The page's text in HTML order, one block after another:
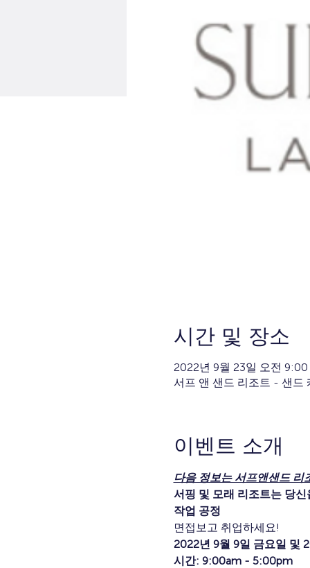
시간 및 장소
2022년 9월 23일 오전
서프 앤 샌드 리조트 - 샌드
이벤트 소개
다음 정보는 서프앤샌드 리
서핑 및 모래 리조트는 당
작업 공정
면접보고 취업하세요!
2022년 9월 9일 금요일 및
시간: 9:00am - 5:00pm